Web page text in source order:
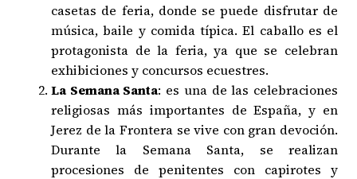
casetas de feria, donde se puede disfrutar de
música, baile y comida típica. El caballo es el
protagonista de la feria, ya que se celebran
exhibiciones y concursos ecuestres.
La Semana Santa: es una de las celebraciones
religiosas más importantes de España, y en
Jerez de la Frontera se vive con gran devoción.
Durante la Semana Santa, se realizan
procesiones de penitentes con capirotes y